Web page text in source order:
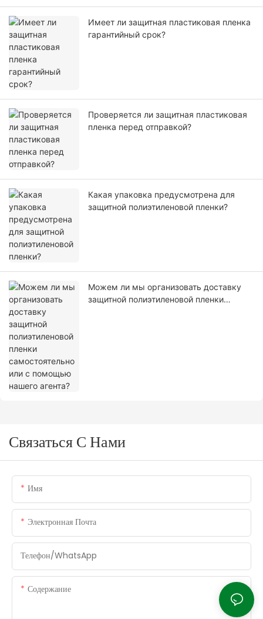
Имеет ли защитная пластиковая пленка
гарантийный срок?
Проверяется ли защитная пластиковая
пленка перед отправкой?
Какая упаковка предусмотрена для
защитной полиэтиленовой пленки?
Можем ли мы организовать доставку
защитной полиэтиленовой пленки
Связаться С Нами
Имя
Электронная Почта
Телефон/WhatsApp
Содержание